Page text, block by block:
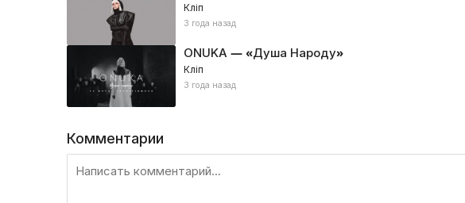
Кліп
3 года назад
ONUKA — «Душа Народу»
Кліп
3 года назад
Комментарии